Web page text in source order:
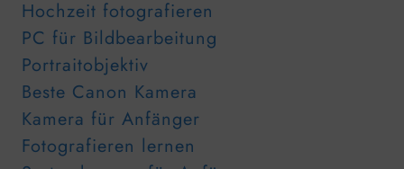
Hochzeit fotografieren
PC für Bildbearbeitung
Portraitobjektiv
Beste Canon Kamera
Kamera für Anfänger
Fotografieren lernen